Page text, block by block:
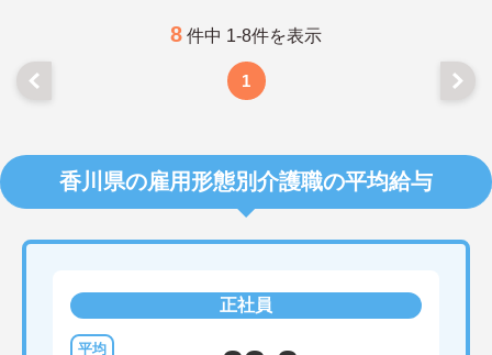
8 件中 1-8件を表示
1
香川県の雇用形態別介護職の平均給与
正社員